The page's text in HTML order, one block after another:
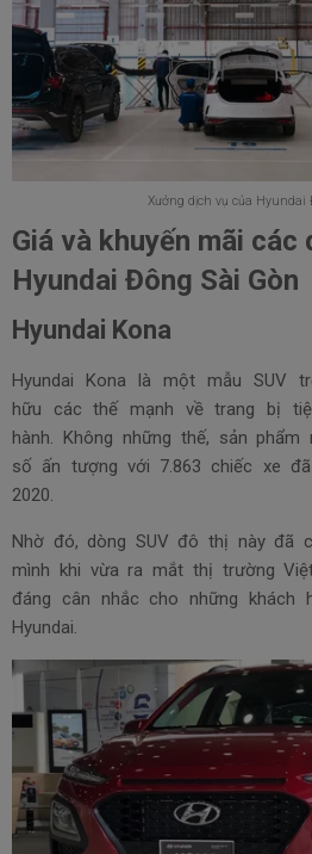
Xưởng dịch vụ của Hyundai
Giá và khuyến mãi các
Hyundai Đông Sài Gòn
Hyundai Kona
Hyundai Kona là một mẫu SUV
hữu các thế mạnh về trang bị
hành. Không những thế, sản
số ấn tượng với 7.863 chiếc xe
2020.
Nhờ đó, dòng SUV đô thị này đã
mình khi vừa ra mắt thị trường
đáng cân nhắc cho những khách
Hyundai.